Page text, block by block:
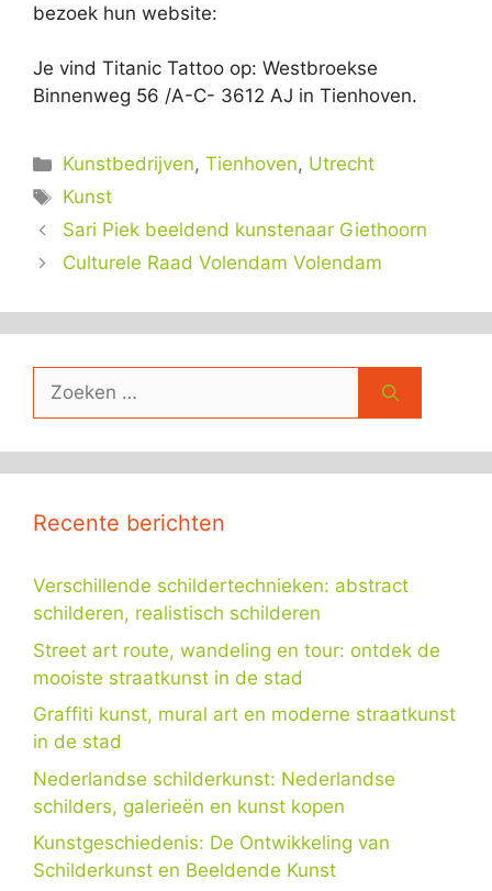
bezoek hun website:
Je vind Titanic Tattoo op: Westbroekse
Binnenweg 56 /A-C- 3612 AJ in Tienhoven.
Categorieën
Kunstbedrijven,Tienhoven, Utrecht
Tags
Kunst
Sari Piek beeldend kunstenaar Giethoorn
Culturele Raad Volendam Volendam
Zoek
Recente berichten
Verschillende schildertechnieken: abstract
schilderen, realistisch schilderen
Street art route, wandeling en tour: ontdek de
mooiste straatkunst in de stad
Graffiti kunst, mural art en moderne straatkunst
in de stad
Nederlandse schilderkunst: Nederlandse
schilders, galerieën en kunst kopen
Kunstgeschiedenis: De Ontwikkeling van
Schilderkunst en Beeldende Kunst